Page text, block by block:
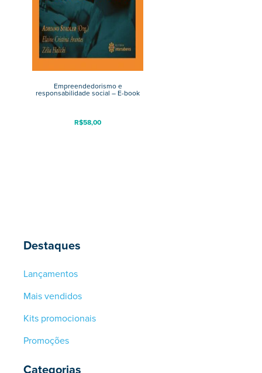
Destaques
Lançamentos
Mais vendidos
Kits promocionais
Promoções
Empreendedorismo e
responsabilidade social – E-book
R$58,00